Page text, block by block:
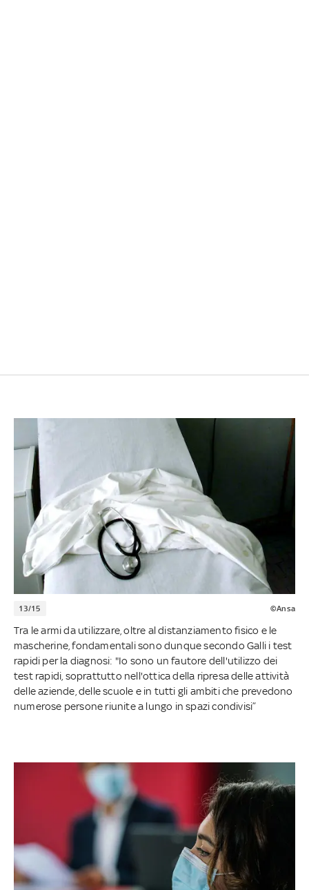
13/15 ©Ansa
Tra le armi da utilizzare, oltre al distanziamento fisico e le
mascherine, fondamentali sono dunque secondo Galli i test
rapidi per la diagnosi: "Io sono un fautore dell'utilizzo dei
test rapidi, soprattutto nell'ottica della ripresa delle attività
delle aziende, delle scuole e in tutti gli ambiti che prevedono
numerose persone riunite a lungo in spazi condivisi”